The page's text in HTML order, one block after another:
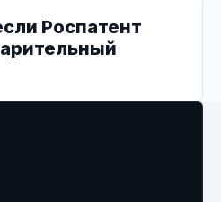
Роспатент